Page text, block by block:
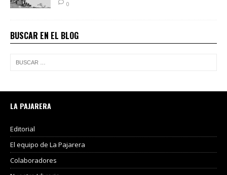
0
BUSCAR EN EL BLOG
LA PAJARERA
Editorial
El equipo de La Pajarera
Colaboradores